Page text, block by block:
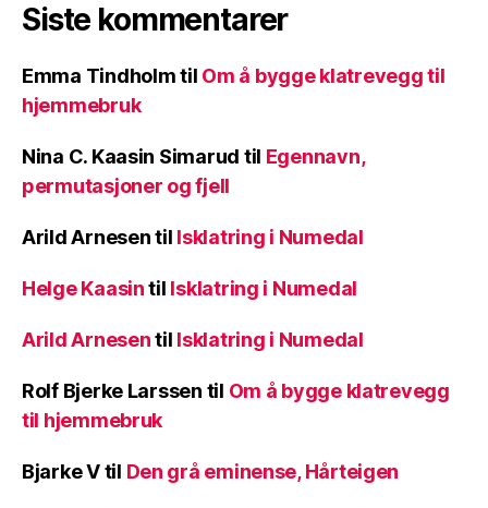
Siste kommentarer
Emma Tindholmtil Om å bygge klatrevegg til
hjemmebruk
Nina C. Kaasin Simarud til Egennavn,
permutasjoner og fjell
Arild Arnesentil Isklatring i Numedal
Helge Kaasintil Isklatring i Numedal
Arild Arnesentil Isklatring i Numedal
Rolf Bjerke Larssen til Om å bygge klatrevegg
til hjemmebruk
Bjarke Vtil Den grå eminense, Hårteigen